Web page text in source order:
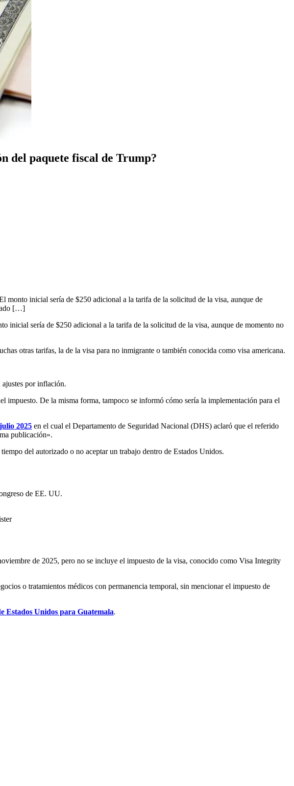
del paquete fiscal de Trump?
monto inicial sería de $250 adicional a la tarifa de la solicitud de la visa, aunque de
[…]
inicial sería de $250 adicional a la tarifa de la solicitud de la visa, aunque de momento no
otras tarifas, la de la visa para no inmigrante o también conocida como visa americana.
ajustes por inflación.
impuesto. De la misma forma, tampoco se informó cómo sería la implementación para el
2025 en el cual el Departamento de Seguridad Nacional (DHS) aclaró que el referido
publicación».
del autorizado o no aceptar un trabajo dentro de Estados Unidos.
de EE. UU.
de 2025, pero no se incluye el impuesto de la visa, conocido como Visa Integrity
o tratamientos médicos con permanencia temporal, sin mencionar el impuesto de
Estados Unidos para Guatemala.